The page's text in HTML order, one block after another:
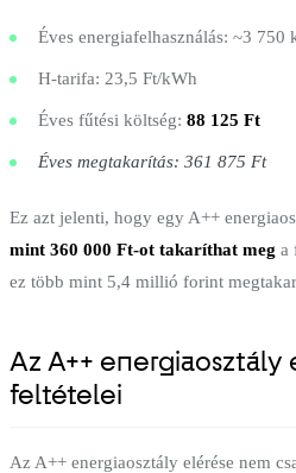
Éves energiafelhasználás: ~3 750
H-tarifa: 23,5 Ft/kWh
Éves fűtési költség: 88 125 Ft
Éves megtakarítás: 361 875 Ft
Ez azt jelenti, hogy egy A++
mint 360 000 Ft-ot takaríthat meg a
ez több mint 5,4 millió forint
Az A++ energiaosztály
feltételei
Az A++ energiaosztály elérése nem